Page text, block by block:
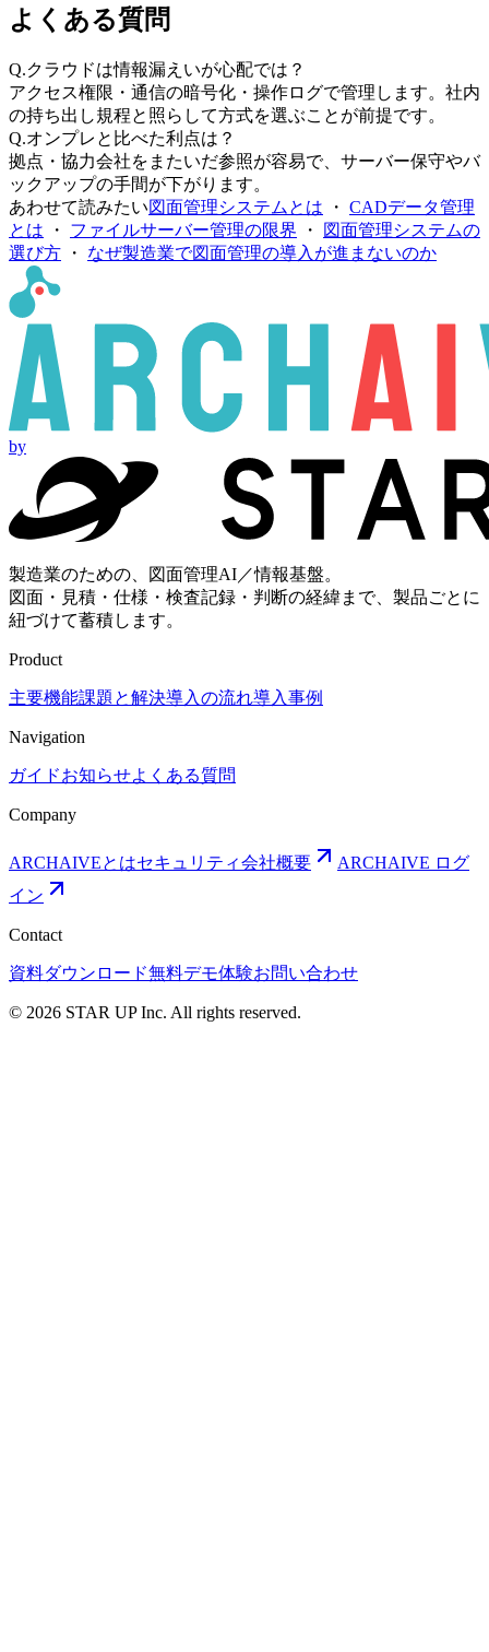
よくある質問
Q.クラウドは情報漏えいが心配では？
アクセス権限・通信の暗号化・操作ログで管理します。社内
の持ち出し規程と照らして方式を選ぶことが前提です。
Q.オンプレと比べた利点は？
拠点・協力会社をまたいだ参照が容易で、サーバー保守やバ
ックアップの手間が下がります。
あわせて読みたい図面管理システムとは ・ CADデータ管理
とは ・ ファイルサーバー管理の限界 ・
図面管理システムの
選び方 ・ なぜ製造業で図面管理の導入が進まないのか
by
製造業のための、図面管理AI／情報基盤。
図面・見積・仕様・検査記録・判断の経緯まで、製品ごとに
紐づけて蓄積します。
Product
主要機能課題と解決導入の流れ導入事例
Navigation
ガイドお知らせよくある質問
Company
ARCHAIVEとはセキュリティ会社概要
ARCHAIVE ログ
イン
Contact
資料ダウンロード無料デモ体験お問い合わせ
© 2026 STAR UP Inc. All rights reserved.